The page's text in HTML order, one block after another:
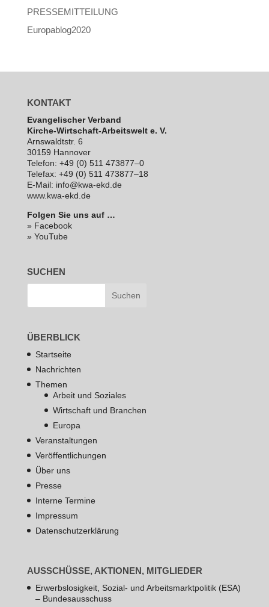
PRESSEMITTEILUNG
Europablog2020
KONTAKT
Evan­ge­li­scher Verband
Kirche-Wirt­schaft-Arbeits­welt e. V.
Arns­waldt­str. 6
30159 Hannover
Telefon: +49 (0) 511 473877–0
Telefax: +49 (0) 511 473877–18
E‑Mail: info@kwa-ekd.de
www.kwa-ekd.de
Folgen Sie uns auf …
» Facebook
» YouTube
SUCHEN
ÜBERBLICK
Startseite
Nachrichten
Themen
Arbeit und Soziales
Wirtschaft und Branchen
Europa
Veranstaltungen
Veröffentlichungen
Über uns
Presse
Interne Termine
Impressum
Datenschutzerklärung
AUSSCHÜSSE, AKTIONEN, MITGLIEDER
Erwerbslosigkeit, Sozial- und Arbeitsmarktpolitik (ESA)
– Bundesausschuss